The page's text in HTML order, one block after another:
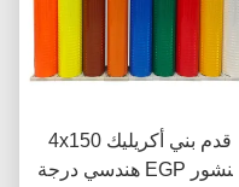
4x150 قدم بني أكريليك
هندسي درجة EGP منشور